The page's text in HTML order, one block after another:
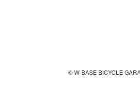
© W-BASE BICYCLE